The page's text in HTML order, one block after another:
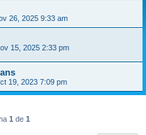
26, 2025 9:33 am
15, 2025 2:33 pm
19, 2023 7:09 pm
1 de 1